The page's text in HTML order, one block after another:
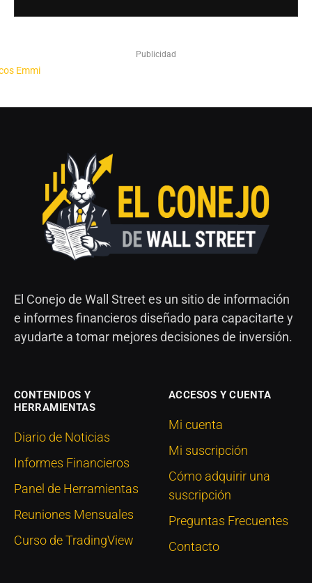
Publicidad
El Conejo de Wall Street es un sitio de información
e informes financieros diseñado para capacitarte y
ayudarte a tomar mejores decisiones de inversión.
CONTENIDOS Y
HERRAMIENTAS
Diario de Noticias
Informes Financieros
Panel de Herramientas
Reuniones Mensuales
Curso de TradingView
ACCESOS Y CUENTA
Mi cuenta
Mi suscripción
Cómo adquirir una
suscripción
Preguntas Frecuentes
Contacto